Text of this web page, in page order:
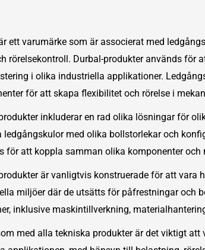
ett varumärke som är associerat med
rörelsekontroll. Durbal-produkter används för
i olika industriella applikationer.
för att skapa flexibilitet och rörelse i
inkluderar en rad olika lösningar för
med olika bollstorlekar och
för att koppla samman olika komponenter och
är vanligtvis konstruerade för att vara
miljöer där de utsätts för påfrestningar och
inklusive maskintillverkning,
med alla tekniska produkter är det viktigt